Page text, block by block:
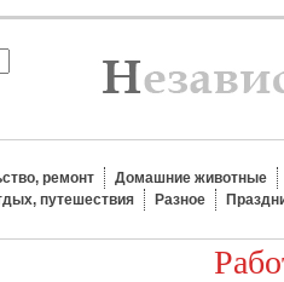
ремонт
Домашние животные
путешествия
Разное